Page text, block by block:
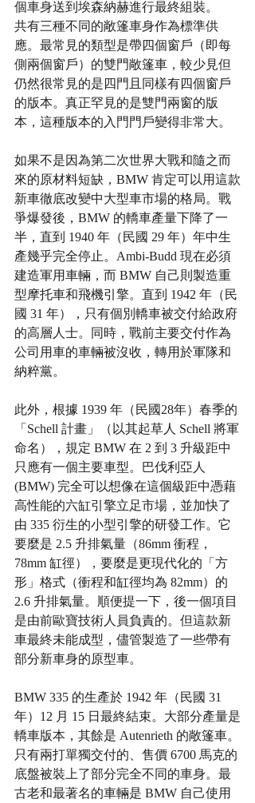
個車身送到埃森納赫進行最終組裝。
共有三種不同的敞篷車身作為標準供
應。最常見的類型是帶四個窗戶（即每
側兩個窗戶）的雙門敞篷車，較少見但
仍然很常見的是四門且同樣有四個窗戶
的版本。真正罕見的是雙門兩窗的版
本，這種版本的入門門戶變得非常大。
如果不是因為第二次世界大戰和隨之而
來的原材料短缺，BMW 肯定可以用這款
新車徹底改變中大型車市場的格局。戰
爭爆發後，BMW 的轎車產量下降了一
半，直到 1940 年（民國 29 年）年中生
產幾乎完全停止。Ambi-Budd 現在必須
建造軍用車輛，而 BMW 自己則製造重
型摩托車和飛機引擎。直到 1942 年（民
國 31 年），只有個別轎車被交付給政府
的高層人士。同時，戰前主要交付作為
公司用車的車輛被沒收，轉用於軍隊和
納粹黨。
此外，根據 1939 年（民國28年）春季的
「Schell 計畫」（以其起草人 Schell 將軍
命名），規定 BMW 在 2 到 3 升級距中
只應有一個主要車型。巴伐利亞人
(BMW) 完全可以想像在這個級距中憑藉
高性能的六缸引擎立足市場，並加快了
由 335 衍生的小型引擎的研發工作。它
要麼是 2.5 升排氣量（86mm 衝程，
78mm 缸徑），要麼是更現代化的「方
形」格式（衝程和缸徑均為 82mm）的
2.6 升排氣量。順便提一下，後一個項目
是由前歐寶技術人員負責的。但這款新
車最終未能成型，儘管製造了一些帶有
部分新車身的原型車。
BMW 335 的生產於 1942 年（民國 31
年）12 月 15 日最終結束。大部分產量是
轎車版本，其餘是 Autenrieth 的敞篷車。
只有兩打單獨交付的、售價 6700 馬克的
底盤被裝上了部分完全不同的車身。最
古老和最著名的車輛是 BMW 自己使用